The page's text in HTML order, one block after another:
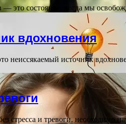
— это состояние, когда мы
вдохновения
неиссякаемый источник
стресса и тревоги, необходимо